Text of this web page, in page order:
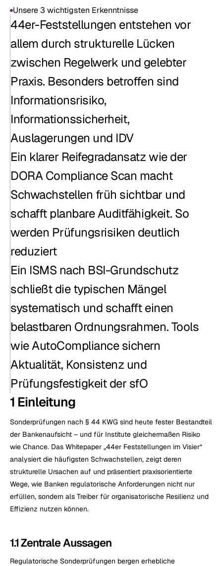
Unsere 3 wichtigsten Erkenntnisse
Unsere 3 wichtigsten Erkenntnisse
44er-Feststellungen entstehen vor
allem durch strukturelle Lücken
zwischen Regelwerk und gelebter
Praxis. Besonders betroffen sind
Informationsrisiko,
Informationssicherheit,
Auslagerungen und IDV
Ein klarer Reifegradansatz wie der
DORA Compliance Scan macht
Schwachstellen früh sichtbar und
schafft planbare Auditfähigkeit. So
werden Prüfungsrisiken deutlich
reduziert
Ein ISMS nach BSI-Grundschutz
schließt die typischen Mängel
systematisch und schafft einen
belastbaren Ordnungsrahmen. Tools
wie AutoCompliance sichern
Aktualität, Konsistenz und
Prüfungsfestigkeit der sfO
1 Einleitung
Sonderprüfungen nach § 44 KWG sind heute fester Bestandteil
der Bankenaufsicht – und für Institute gleichermaßen Risiko
wie Chance. Das Whitepaper „44er Feststellungen im Visier“
analysiert die häufigsten Schwachstellen, zeigt deren
strukturelle Ursachen auf und präsentiert praxisorientierte
Wege, wie Banken regulatorische Anforderungen nicht nur
erfüllen, sondern als Treiber für organisatorische Resilienz und
Effizienz nutzen können.
1.1 Zentrale Aussagen
Regulatorische Sonderprüfungen bergen erhebliche